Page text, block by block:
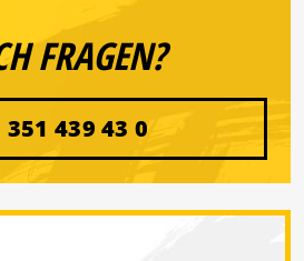
FRAGEN?
351 439 43 0